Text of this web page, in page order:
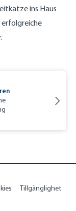
ins Haus
erfolgreiche
Tillgänglighet